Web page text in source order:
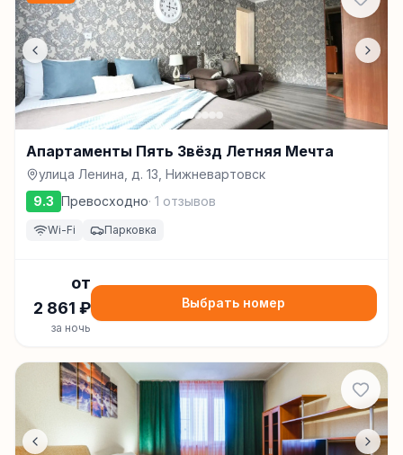
Апартаменты Пять Звёзд Летняя Мечта
улица Ленина, д. 13, Нижневартовск
9.3 Превосходно· 1 отзывов
Wi-Fi Парковка
от
2 861 ₽
за ночь
Выбрать номер